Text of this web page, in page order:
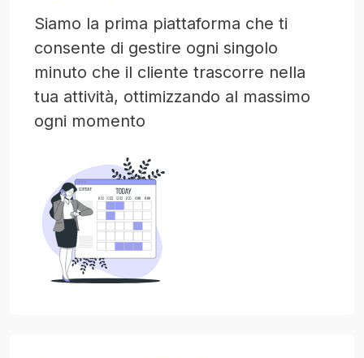
Siamo la prima piattaforma che ti
consente di gestire ogni singolo
minuto che il cliente trascorre nella
tua attività, ottimizzando al massimo
ogni momento